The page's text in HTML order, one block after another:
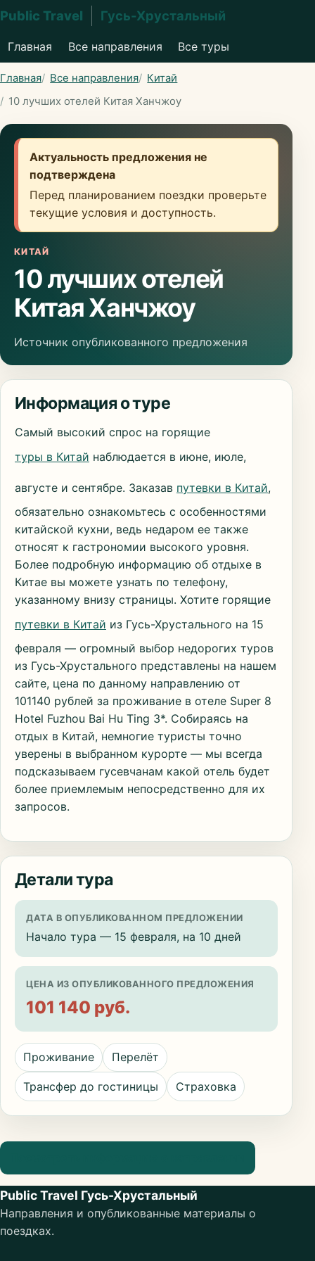
Public Travel Гусь-Хрустальный
Главная Все направления Все туры
Главная Все направления
Китай
10 лучших отелей Китая Ханчжоу
Актуальность предложения не
подтверждена
Перед планированием поездки проверьте
текущие условия и доступность.
КИТАЙ
10 лучших отелей
Китая Ханчжоу
Источник опубликованного предложения
Информация о туре
Самый высокий спрос на горящие
туры в Китай наблюдается в июне, июле,
августе и сентябре. Заказав путевки в Китай,
обязательно ознакомьтесь с особенностями
китайской кухни, ведь недаром ее также
относят к гастрономии высокого уровня.
Более подробную информацию об отдыхе в
Китае вы можете узнать по телефону,
указанному внизу страницы. Хотите горящие
путевки в Китай из Гусь-Хрустального на 15
февраля — огромный выбор недорогих туров
из Гусь-Хрустального представлены на нашем
сайте, цена по данному направлению от
101140 рублей за проживание в отеле Super 8
Hotel Fuzhou Bai Hu Ting 3*. Собираясь на
отдых в Китай, немногие туристы точно
уверены в выбранном курорте — мы всегда
подсказываем гусевчанам какой отель будет
более приемлемым непосредственно для их
запросов.
Детали тура
ДАТА В ОПУБЛИКОВАННОМ ПРЕДЛОЖЕНИИ
Начало тура — 15 февраля, на 10 дней
ЦЕНА ИЗ ОПУБЛИКОВАННОГО ПРЕДЛОЖЕНИЯ
101 140 руб.
Проживание Перелёт
Трансфер до гостиницы Страховка
Public Travel Гусь-Хрустальный
Направления и опубликованные материалы о
поездках.